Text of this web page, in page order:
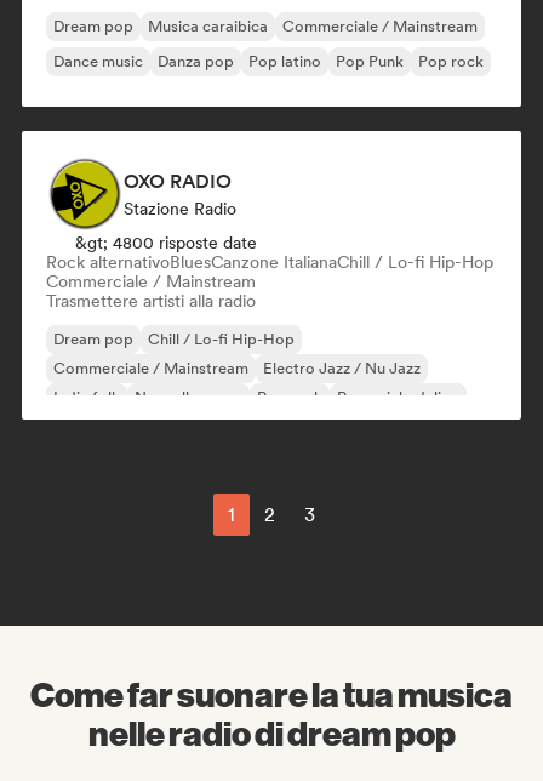
Dream pop Musica caraibica
Commerciale / Mainstream
Dance music
Danza pop Pop latino Pop Punk Pop rock
OXO RADIO
Stazione Radio
&gt; 4800 risposte date
Rock alternativoBluesCanzone ItalianaChill / Lo-fi Hip-Hop
Commerciale / Mainstream
Trasmettere artisti alla radio
Dream pop
Chill / Lo-fi Hip-Hop
Commerciale / Mainstream
Electro Jazz / Nu Jazz
Indie folk
Nouvelle scene Pop rock Pop psichedelico
1 2 3
Come far suonare la tua musica
nelle radio di dream pop